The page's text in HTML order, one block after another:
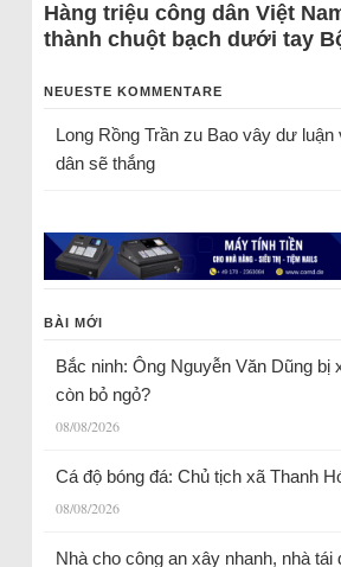
Hàng triệu công dân Việt
thành chuột bạch dưới tay
NEUESTE KOMMENTARE
Long Rồng Trầnzu Bao vây dư luận
dân sẽ thắng
BÀI MỚI
Bắc ninh: Ông Nguyễn Văn Dũng bị
còn bỏ ngỏ?
08/08/2026
Cá độ bóng đá: Chủ tịch xã Thanh
08/08/2026
Nhà cho công an xây nhanh, nhà tái